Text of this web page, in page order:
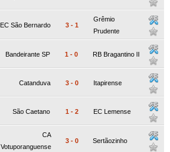
EC São Bernardo 3 - 1
Grêmio
Prudente
Bandeirante SP 1 - 0 RB Bragantino II
Catanduva 3 - 0 Itapirense
São Caetano 1 - 2 EC Lemense
CA
Votuporanguense
3 - 0 Sertãozinho